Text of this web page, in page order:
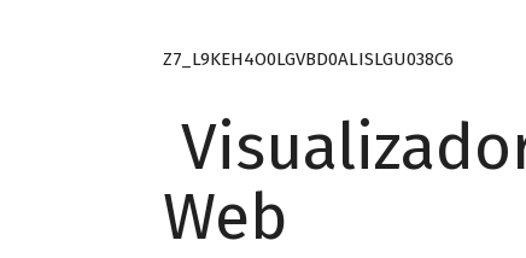
Z7_L9KEH4O0LGVBD0ALISLGU038C6
Web